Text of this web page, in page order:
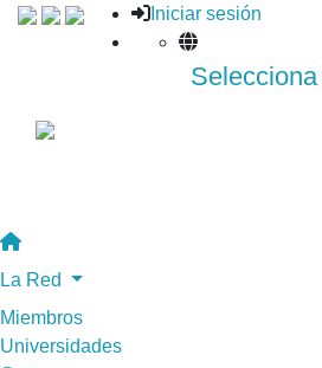
Iniciar sesión
La Red
Miembros
Universidades